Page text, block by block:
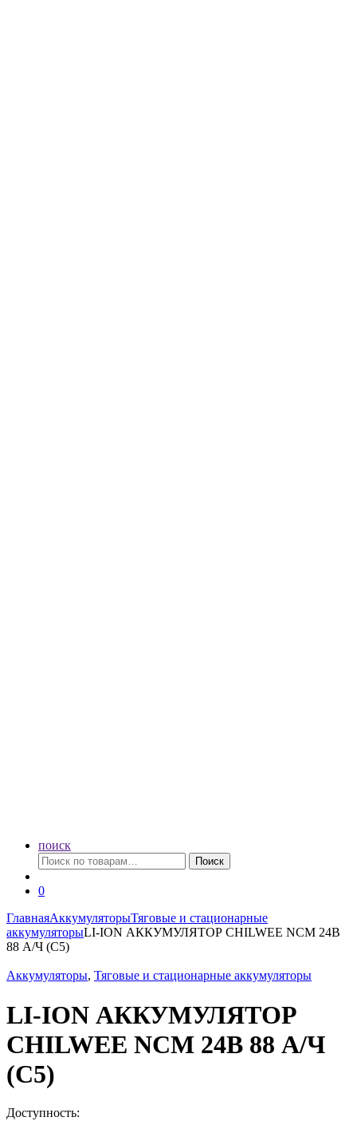
поиск
Искать:
Поиск
0
ГлавнаяАккумуляторыТяговые и стационарные
аккумуляторыLI-ION АККУМУЛЯТОР CHILWEE NCM 24В
88 А/Ч (С5)
Аккумуляторы, Тяговые и стационарные аккумуляторы
LI-ION АККУМУЛЯТОР
CHILWEE NCM 24В 88 А/Ч
(С5)
Доступность: